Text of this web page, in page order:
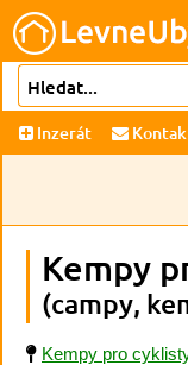
Inzerát
Kempy
(campy,
Kempy pro